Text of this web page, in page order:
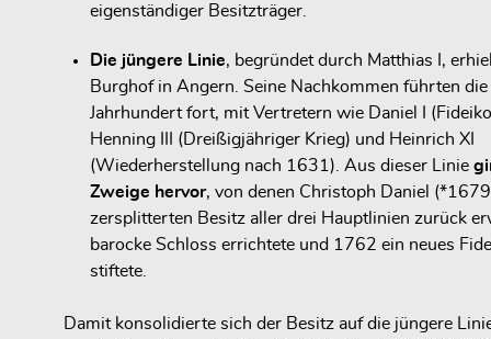
eigenständiger Besitzträger.
Die jüngere Linie, begründet durch Matthias I,
Burghof in Angern. Seine Nachkommen führten
Jahrhundert fort, mit Vertretern wie Daniel I
Henning III (Dreißigjähriger Krieg) und Heinrich XI
(Wiederherstellung nach 1631). Aus dieser Linie
Zweige hervor, von denen Christoph Daniel
zersplitterten Besitz aller drei Hauptlinien zurück
barocke Schloss errichtete und 1762 ein neues
stiftete.
Damit konsolidierte sich der Besitz auf die jüngere